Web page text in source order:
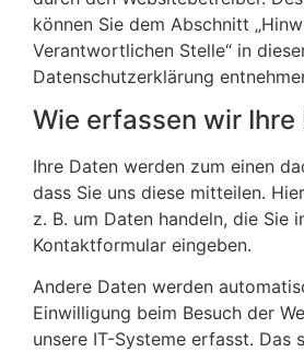
können Sie dem Abschnitt
Verantwortlichen Stelle“ in
Datenschutzerklärung
Wie erfassen wir Ihre
Ihre Daten werden zum einen
dass Sie uns diese mitteilen.
z. B. um Daten handeln, die Sie
Kontaktformular eingeben.
Andere Daten werden
Einwilligung beim Besuch der
unsere IT-Systeme erfasst. Das